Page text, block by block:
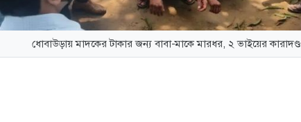
ধোবাউড়ায় মাদকের টাকার জন্য বাবা-মাকে মারধর, ২ ভাইয়ের কারাদণ্ড